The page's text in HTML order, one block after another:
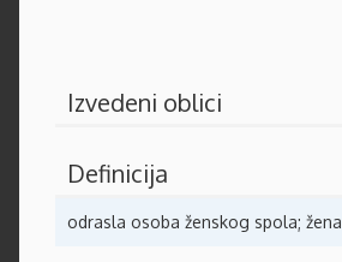
Izvedeni oblici
Definicija
odrasla osoba ženskog spola; žena